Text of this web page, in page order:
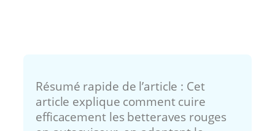
Résumé rapide de l’article : Cet
article explique comment cuire
efficacement les betteraves rouges